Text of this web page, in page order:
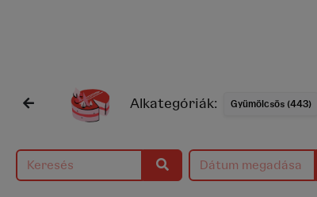
Alkategóriák: Gyümölcsös (443)